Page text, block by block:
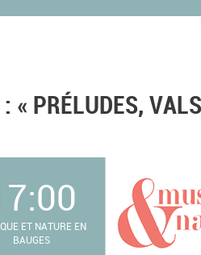
« PRÉLUDES,
ET NATURE EN
BAUGES